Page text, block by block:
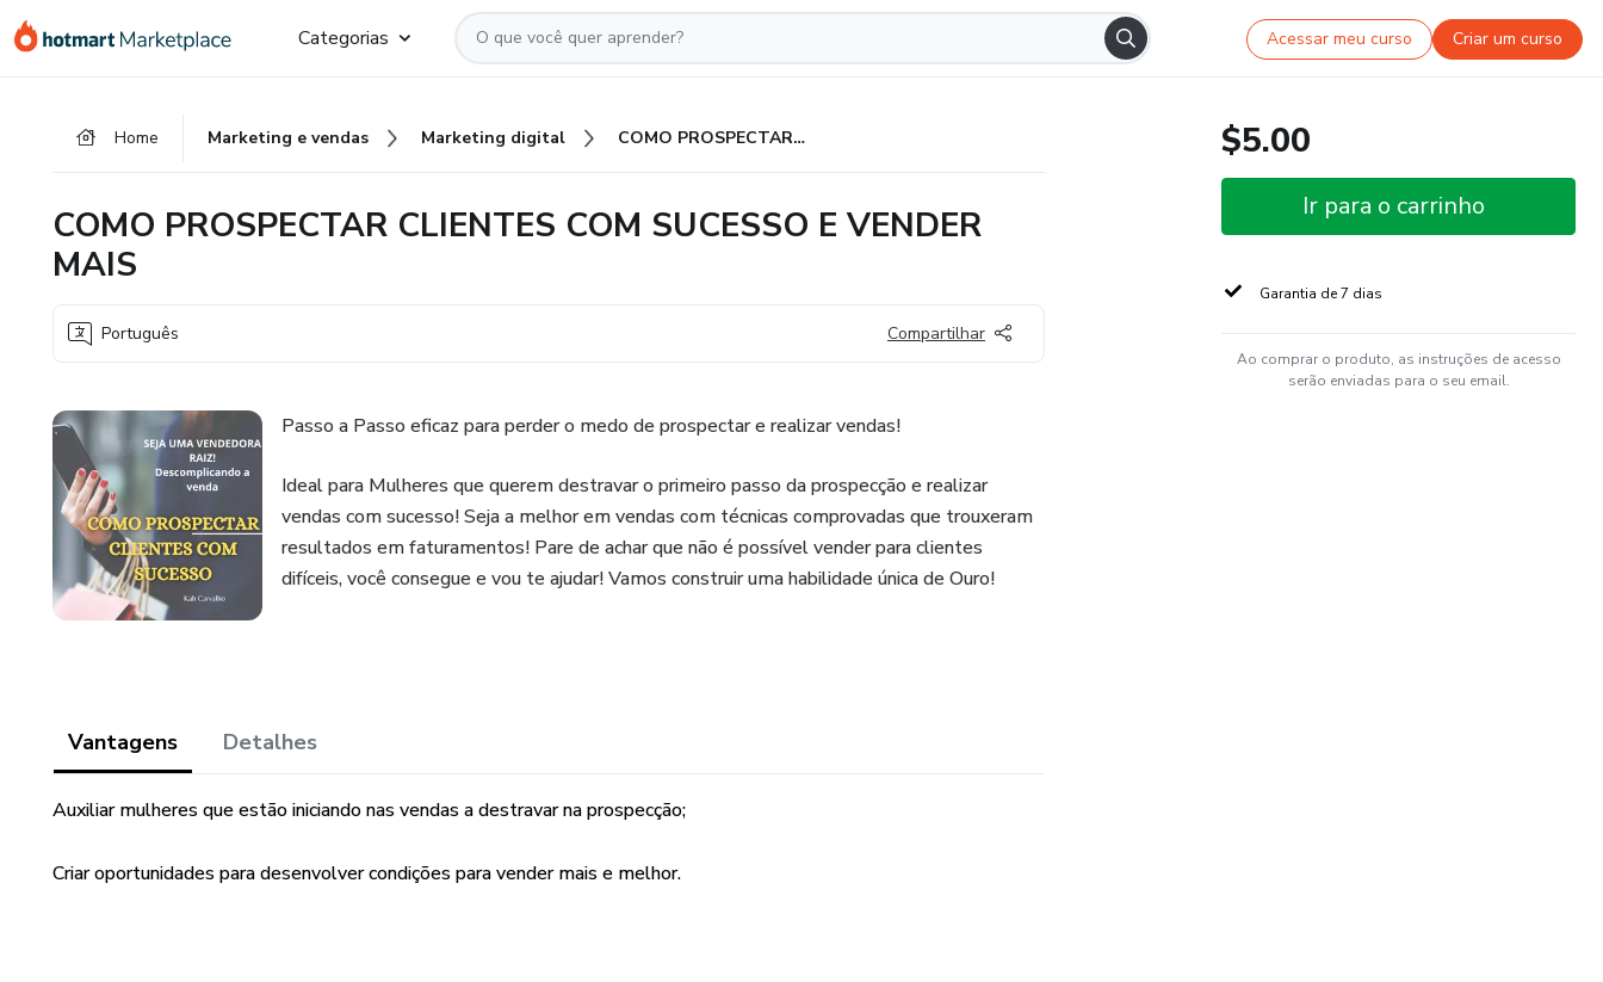
para
para
para
Categorias Acessar meu curso Criar um curso
Home Marketing e vendas Marketing digital COMO PROSPECTAR CLIENTES COM SUCESSO E VENDER MAIS
COMO PROSPECTAR CLIENTES COM SUCESSO E VENDER
MAIS
Português Compartilhar
Passo a Passo eficaz para perder o medo de prospectar e realizar vendas!
Ideal para Mulheres que querem destravar o primeiro passo da prospecção e realizar
vendas com sucesso! Seja a melhor em vendas com técnicas comprovadas que trouxeram
resultados em faturamentos! Pare de achar que não é possível vender para clientes
difíceis, você consegue e vou te ajudar! Vamos construir uma habilidade única de Ouro!
Vantagens Detalhes
Auxiliar mulheres que estão iniciando nas vendas a destravar na prospecção;
Criar oportunidades para desenvolver condições para vender mais e melhor.
$5.00
Ir para o carrinho
Garantia de 7 dias
Ao comprar o produto, as instruções de acesso
serão enviadas para o seu email.